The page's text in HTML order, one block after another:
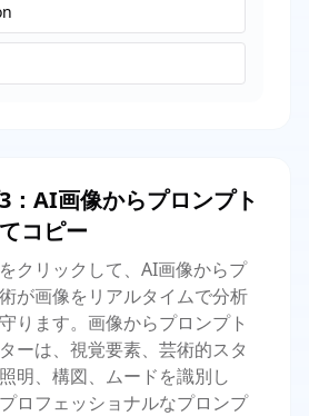
：AI画像からプロンプト
コピー
クリックして、AI画像からプ
が画像をリアルタイムで分析
ります。画像からプロンプト
ーは、視覚要素、芸術的スタ
明、構図、ムードを識別し
ロフェッショナルなプロンプ